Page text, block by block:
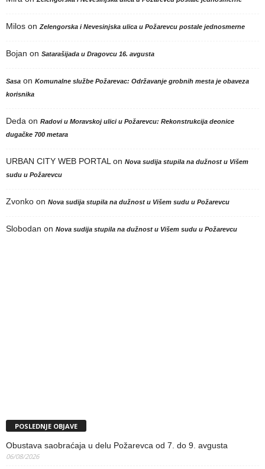
Milos on Zelengorska i Nevesinjska ulica u Požarevcu postale jednosmerne
Bojan on Satarašijada u Dragovcu 16. avgusta
Sasa on Komunalne službe Požarevac: Održavanje grobnih mesta je obaveza
korisnika
Deda on Radovi u Moravskoj ulici u Požarevcu: Rekonstrukcija deonice
dugačke 700 metara
URBAN CITY WEB PORTAL on Nova sudija stupila na dužnost u Višem
sudu u Požarevcu
Zvonko on Nova sudija stupila na dužnost u Višem sudu u Požarevcu
Slobodan on Nova sudija stupila na dužnost u Višem sudu u Požarevcu
POSLEDNJE OBJAVE
Obustava saobraćaja u delu Požarevca od 7. do 9. avgusta
06/08/2026